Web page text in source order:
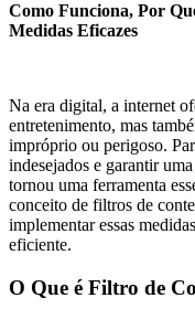
Como Funciona, Por
Medidas Eficazes
Na era digital, a internet
entretenimento, mas
impróprio ou perigoso.
indesejados e garantir
tornou uma ferramenta
conceito de filtros de
implementar essas
eficiente.
O Que é Filtro de